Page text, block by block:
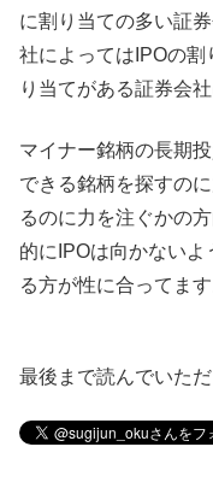
に割り当ての多い証
社によってはIPOの割
り当てがある証券会
マイナー銘柄の長期
できる銘柄を探すの
るのに力を注ぐかの
的にIPOは向かない
る方が性に合ってます
最後まで読んでいた